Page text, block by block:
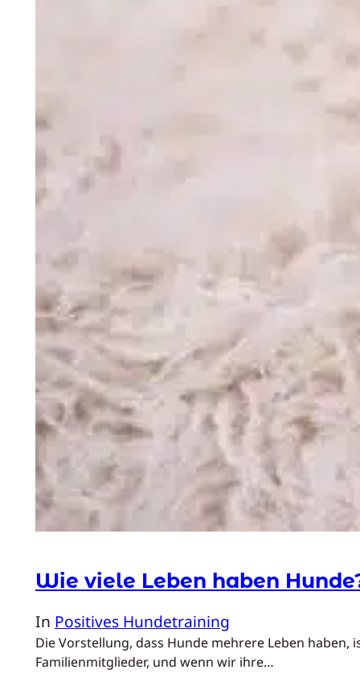
Wie viele Leben haben
In Positives Hundetraining
Die Vorstellung, dass Hunde mehrere Leben
Familienmitglieder, und wenn wir ihre…